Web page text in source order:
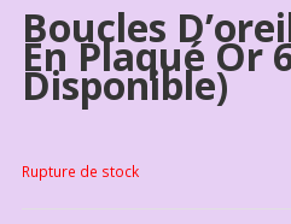
Boucles
En Plaqué Or
Disponible)
Rupture de stock